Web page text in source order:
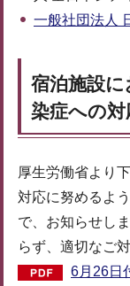
一般社団法人
宿泊施設
染症への
厚生労働省より
対応に努めるよ
で、お知らせし
らず、適切なご
6月26日